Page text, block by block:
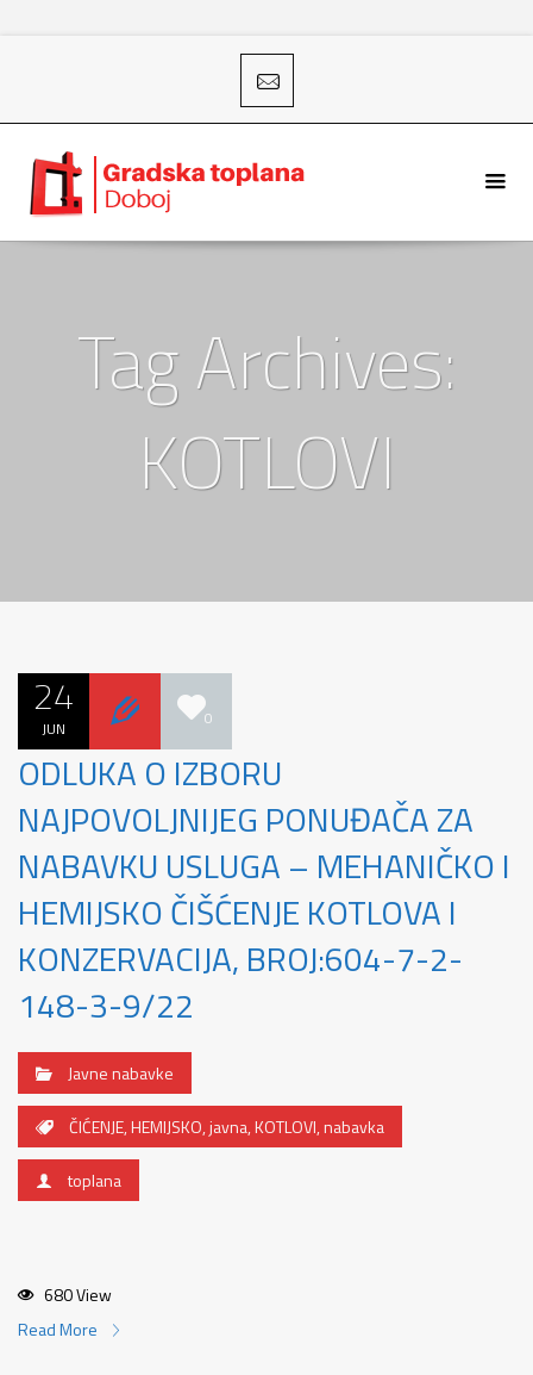
Tag Archives:
KOTLOVI
24
JUN 0
ODLUKA O IZBORU
NAJPOVOLJNIJEG PONUĐAČA ZA
NABAVKU USLUGA – MEHANIČKO I
HEMIJSKO ČIŠĆENJE KOTLOVA I
KONZERVACIJA, BROJ:604-7-2-
148-3-9/22
Javne nabavke
ČIĆENJE,HEMIJSKO,javna,KOTLOVI,nabavka
toplana
680 View
Read More